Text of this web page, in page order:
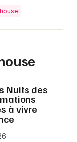
Nuits des
à vivre